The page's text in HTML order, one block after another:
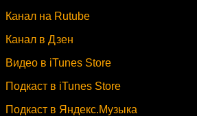
Канал на Rutube
Канал в Дзен
Видео в iTunes Store
Подкаст в iTunes Store
Подкаст в Яндекс.Музыка